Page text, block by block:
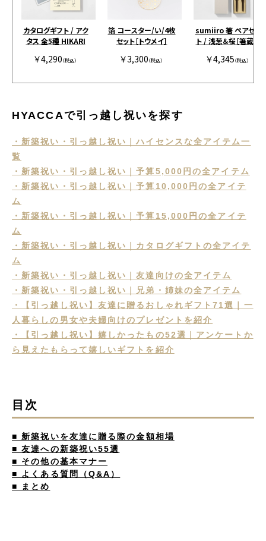
カタログギフト / アク
タス 全5種 HIKARI
￥4,290（税込）
箔 コースター/い/4枚
セット［トウメイ］
￥3,300（税込）
sumiiro 箸 ペアセッ
ト / 浅葱＆桜［箸蔵ま
￥4,345（税込）
HYACCAで引っ越し祝いを探す
・新築祝い・引っ越し祝い｜ハイセンスな全アイテム一
覧
・新築祝い・引っ越し祝い｜予算5,000円の全アイテム
・新築祝い・引っ越し祝い｜予算10,000円の全アイテ
ム
・新築祝い・引っ越し祝い｜予算15,000円の全アイテ
ム
・新築祝い・引っ越し祝い｜カタログギフトの全アイテ
ム
・新築祝い・引っ越し祝い｜友達向けの全アイテム
・新築祝い・引っ越し祝い｜兄弟・姉妹の全アイテム
・【引っ越し祝い】友達に贈るおしゃれギフト71選｜一
人暮らしの男女や夫婦向けのプレゼントを紹介
・【引っ越し祝い】嬉しかったもの52選｜アンケートか
ら見えたもらって嬉しいギフトを紹介
目次
■ 新築祝いを友達に贈る際の金額相場
■ 友達への新築祝い55選
■ その他の基本マナー
■ よくある質問（Q&A）
■ まとめ